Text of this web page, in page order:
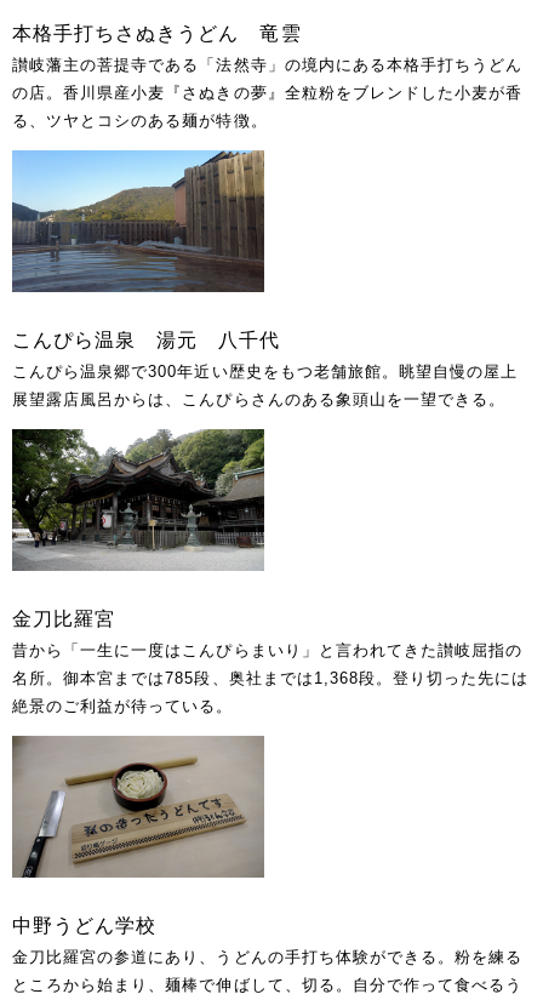
本格手打ちさぬきうどん 竜雲
讃岐藩主の菩提寺である「法然寺」の境内にある本格手打ちうどん
の店。香川県産小麦『さぬきの夢』全粒粉をブレンドした小麦が香
る、ツヤとコシのある麺が特徴。
こんぴら温泉 湯元 八千代
こんぴら温泉郷で300年近い歴史をもつ老舗旅館。眺望自慢の屋上
展望露店風呂からは、こんぴらさんのある象頭山を一望できる。
金刀比羅宮
昔から「一生に一度はこんぴらまいり」と言われてきた讃岐屈指の
名所。御本宮までは785段、奥社までは1,368段。登り切った先には
絶景のご利益が待っている。
中野うどん学校
金刀比羅宮の参道にあり、うどんの手打ち体験ができる。粉を練る
ところから始まり、麺棒で伸ばして、切る。自分で作って食べるう